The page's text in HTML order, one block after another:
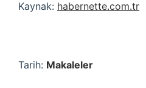
Kaynak: habernette.com.tr
Tarih: Makaleler